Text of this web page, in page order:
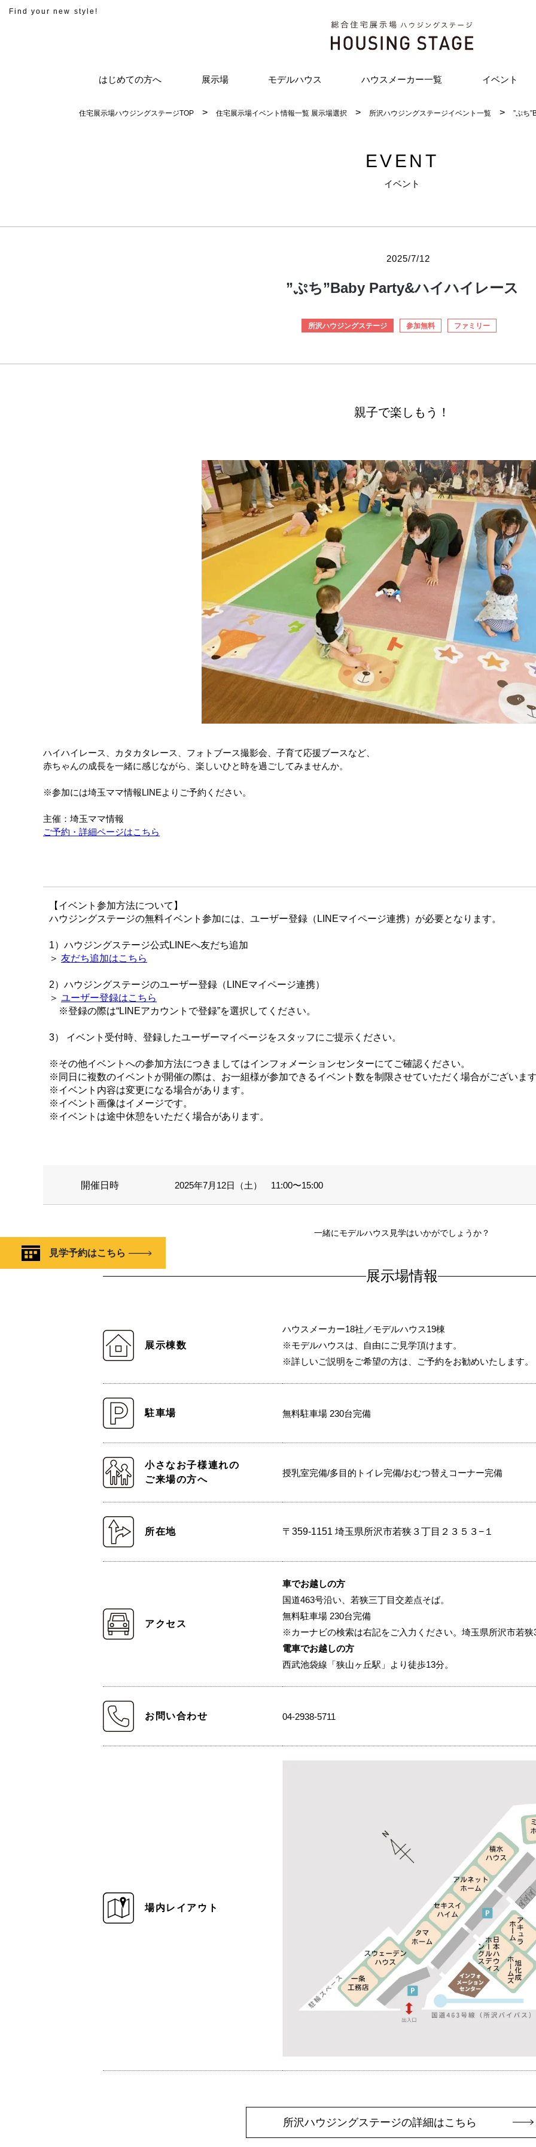
Find your new style!
はじめての方へ 展示場 モデルハウス ハウスメーカー一覧 イベント
住宅展示場ハウジングステージTOP 住宅展示場イベント情報一覧 展示場選択 所沢ハウジングステージイベント一覧 ”ぷち
EVENT
イベント
2025/7/12
”ぷち”Baby Party&ハイハイレース
所沢ハウジングステージ 参加無料 ファミリー
親子で楽しもう！
ハイハイレース、カタカタレース、フォトブース撮影会、子育て応援ブースなど、
赤ちゃんの成長を一緒に感じながら、楽しいひと時を過ごしてみませんか。
※参加には埼玉ママ情報LINEよりご予約ください。
主催：埼玉ママ情報
ご予約・詳細ページはこちら
【イベント参加方法について】
ハウジングステージの無料イベント参加には、ユーザー登録（LINEマイページ連携）が必要となります。
1）ハウジングステージ公式LINEへ友だち追加
＞ 友だち追加はこちら
2）ハウジングステージのユーザー登録（LINEマイページ連携）
＞ ユーザー登録はこちら
※登録の際は“LINEアカウントで登録”を選択してください。
3） イベント受付時、登録したユーザーマイページをスタッフにご提示ください。
※その他イベントへの参加方法につきましてはインフォメーションセンターにてご確認ください。
※同日に複数のイベントが開催の際は、お一組様が参加できるイベント数を制限させていただく場合がございま
※イベント内容は変更になる場合があります。
※イベント画像はイメージです。
※イベントは途中休憩をいただく場合があります。
開催日時 2025年7月12日（土） 11:00〜15:00
一緒にモデルハウス見学はいかがでしょうか？
見学予約はこちら
展示場情報
展示棟数
ハウスメーカー18社／モデルハウス19棟
※モデルハウスは、自由にご見学頂けます。
※詳しいご説明をご希望の方は、ご予約をお勧めいたします。
駐車場 無料駐車場 230台完備
小さなお子様連れの
ご来場の方へ
授乳室完備/多目的トイレ完備/おむつ替えコーナー完備
所在地 〒359-1151 埼玉県所沢市若狭３丁目２３５３−１
アクセス
車でお越しの方
国道463号沿い、若狭三丁目交差点そば。
無料駐車場 230台完備
※カーナビの検索は右記をご入力ください。埼玉県所沢市若狭
電車でお越しの方
西武池袋線「狭山ヶ丘駅」より徒歩13分。
お問い合わせ 04-2938-5711
場内レイアウト
所沢ハウジングステージの詳細はこちら